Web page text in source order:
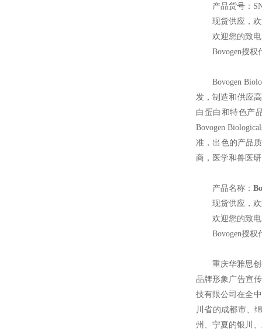
产品货号：
现货供应，
欢迎您的
Bovogen授权
Bovogen
发，制造和供应
白蛋白和特色产
Bovogen
准，出色的产品
商，医学和兽医
产品名称：
现货供应，
欢迎您的
Bovogen授权
重庆华雅思
品牌形象广告宣
技有限公司在全
川省的成都市、
州、宁夏的银川